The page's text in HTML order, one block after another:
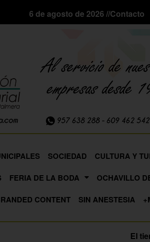
6 de agosto de 2026 //Contacto
SOCIEDAD CULTURA Y
FERIA DE LA BODA OCHAVILLO
CONTENT
SIN ANESTESIA
El